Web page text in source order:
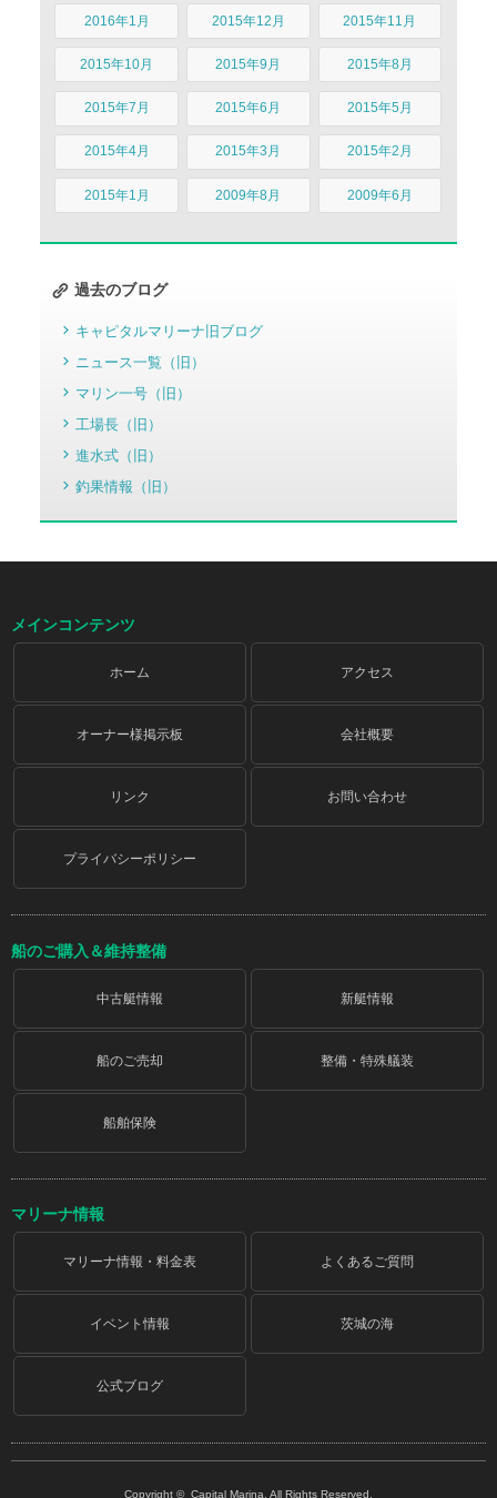
2016年1月 2015年12月 2015年11月
2015年10月 2015年9月 2015年8月
2015年7月 2015年6月 2015年5月
2015年4月 2015年3月 2015年2月
2015年1月 2009年8月 2009年6月
過去のブログ
キャピタルマリーナ旧ブログ
ニュース一覧（旧）
マリン一号（旧）
工場長（旧）
進水式（旧）
釣果情報（旧）
メインコンテンツ
ホーム アクセス
オーナー様掲示板 会社概要
リンク お問い合わせ
プライバシーポリシー
船のご購入＆維持整備
中古艇情報 新艇情報
船のご売却 整備・特殊艤装
船舶保険
マリーナ情報
マリーナ情報・料金表 よくあるご質問
イベント情報 茨城の海
公式ブログ
Copyright © Capital Marina. All Rights Reserved.